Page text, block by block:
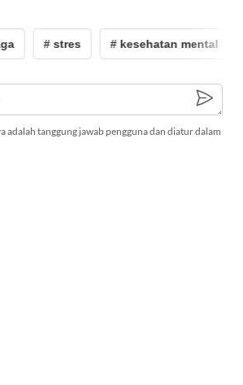
# stres # kesehatan mental
adalah tanggung jawab pengguna dan diatur dalam